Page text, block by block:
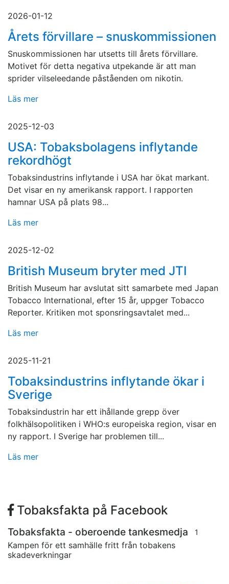
2026-01-12
Årets förvillare – snuskommissionen
Snuskommissionen har utsetts till årets förvillare.
Motivet för detta negativa utpekande är att man
sprider vilseleedande påståenden om nikotin.
Läs mer
2025-12-03
USA: Tobaksbolagens inflytande
rekordhögt
Tobaksindustrins inflytande i USA har ökat markant.
Det visar en ny amerikansk rapport. I rapporten
hamnar USA på plats 98...
Läs mer
2025-12-02
British Museum bryter med JTI
British Museum har avslutat sitt samarbete med Japan
Tobacco International, efter 15 år, uppger Tobacco
Reporter. Kritiken mot sponsringsavtalet med...
Läs mer
2025-11-21
Tobaksindustrins inflytande ökar i
Sverige
Tobaksindustrin har ett ihållande grepp över
folkhälsopolitiken i WHO:s europeiska region, visar en
ny rapport. I Sverige har problemen till...
Läs mer
Tobaksfakta på Facebook
Tobaksfakta - oberoende tankesmedja 1
Kampen för ett samhälle fritt från tobakens
skadeverkningar